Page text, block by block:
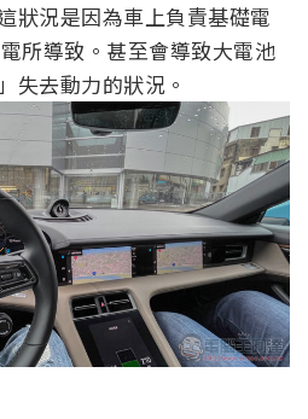
狀況是因為車上負責基礎電
所導致。甚至會導致大電池
失去動力的狀況。